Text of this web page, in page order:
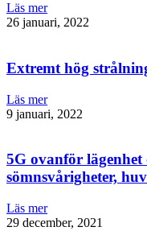
Läs mer
26 januari, 2022
Extremt hög
Läs mer
9 januari, 2022
5G ovanför
sömnsvårigheter,
Läs mer
29 december, 2021